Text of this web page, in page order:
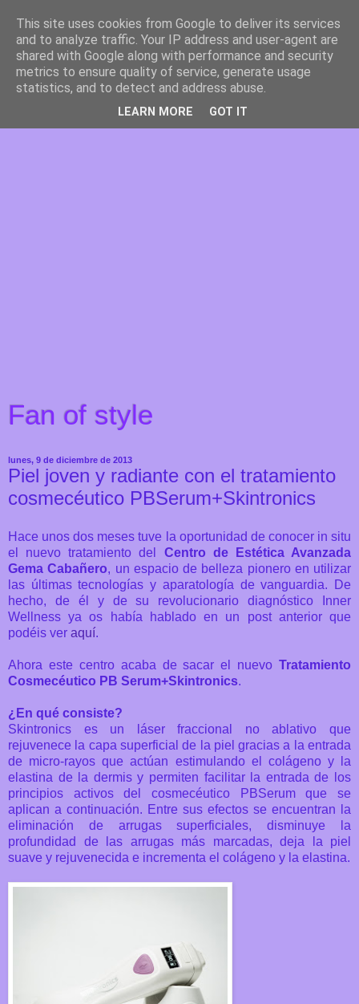
Fan of style
lunes, 9 de diciembre de 2013
Piel joven y radiante con el tratamiento
cosmecéutico PBSerum+Skintronics
Hace unos dos meses tuve la oportunidad de conocer in situ
el nuevo tratamiento del Centro de
Estética Avanzada
Gema Cabañero, un espacio de belleza pionero en utilizar
las últimas tecnologías y aparatología de vanguardia. De
hecho, de él y de su revolucionario diagnóstico Inner
Wellness ya os había hablado en un post anterior que
podéis ver aquí.
Ahora este centro acaba de sacar el nuevo Tratamiento
Cosmecéutico PB Serum+Skintronics.
¿En qué consiste?
Skintronics es un láser fraccional no ablativo que
rejuvenece la capa superficial de la piel gracias a la entrada
de micro-rayos que actúan estimulando el colágeno y la
elastina de la dermis y permiten facilitar la entrada de los
principios activos del cosmecéutico PBSerum que se
aplican a continuación. Entre sus efectos se encuentran la
eliminación de arrugas superficiales, disminuye la
profundidad de las arrugas más marcadas, deja la piel
suave y rejuvenecida e incrementa el colágeno y la elastina.
This site uses cookies from Google to deliver its services
and to analyze traffic. Your IP address and user-agent are
shared with Google along with performance and security
metrics to ensure quality of service, generate usage
statistics, and to detect and address abuse.
LEARN MORE GOT IT